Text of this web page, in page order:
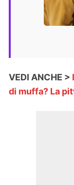
VEDI ANCHE >
di muffa? La